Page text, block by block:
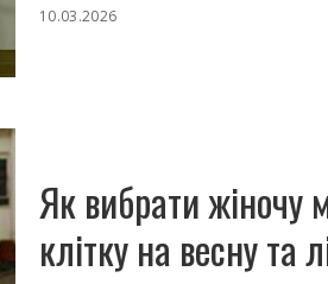
10.03.2026
Як вибрати жіночу
клітку на весну та